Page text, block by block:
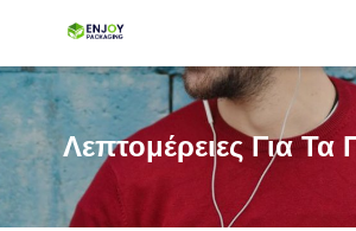
Λεπτομέρειες Για Τα